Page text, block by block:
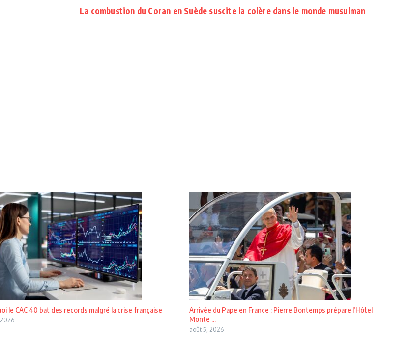
La combustion du Coran en Suède suscite la colère dans le monde musulman
le CAC 40 bat des records malgré la crise française
Arrivée du Pape en France : Pierre Bontemps prépare l’Hôtel
Monte ...
août 5, 2026